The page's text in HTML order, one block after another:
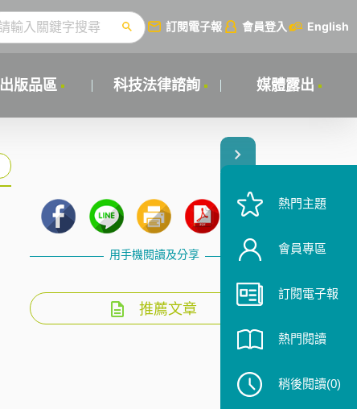
訂閱電子報 會員登入 English
出版品區 科技法律諮詢 媒體露出
用手機閱讀及分享
推薦文章
熱門主題
會員專區
訂閱電子報
熱門閱讀
稍後閱讀(0)